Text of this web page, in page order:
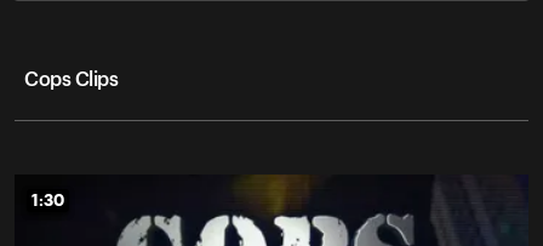
Cops Clips
1:30
1:30